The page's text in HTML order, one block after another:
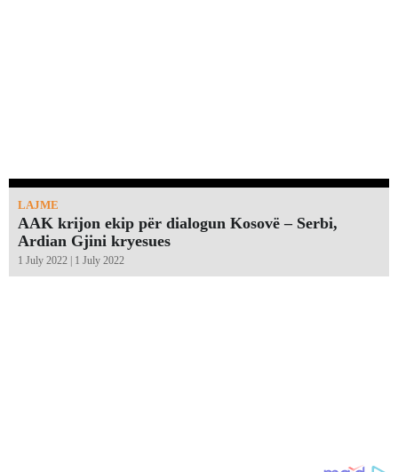
LAJME
AAK krijon ekip për dialogun Kosovë – Serbi,
Ardian Gjini kryesues
1 July 2022 | 1 July 2022